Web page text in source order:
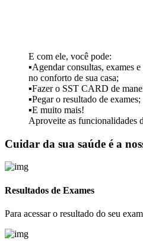
E com ele, você pode:
▪Agendar consultas, exames
no conforto de sua casa;
▪Fazer o SST CARD de
▪Pegar o resultado de exames;
▪E muito mais!
Aproveite as funcionalidades
Cuidar da sua saúde é a
Resultados de Exames
Para acessar o resultado do seu